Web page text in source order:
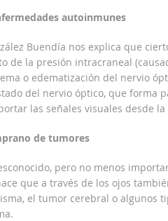
autoinmunes
Buendía nos explica que
de la presión intracraneal
o edematización del nervio
del nervio óptico, que forma
las señales visuales desde
de tumores
pero no menos
que a través de los ojos
el tumor cerebral o algunos